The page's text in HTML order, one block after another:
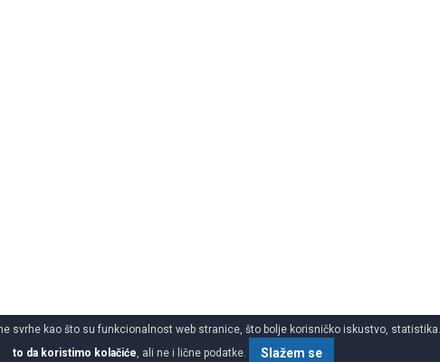
svrhe kao što su funkcionalnost web stranice, što bolje korisničko iskustvo,
to da koristimo kolačiće , ali ne i lične podatke. Slažem se